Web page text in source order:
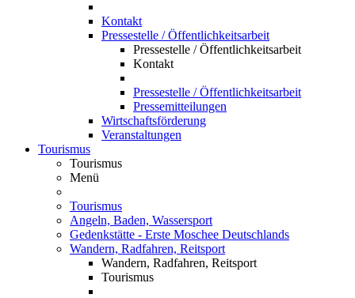
Kontakt
Pressestelle / Öffentlichkeitsarbeit
Pressestelle / Öffentlichkeitsarbeit
Kontakt
Pressestelle / Öffentlichkeitsarbeit
Pressemitteilungen
Wirtschaftsförderung
Veranstaltungen
Tourismus
Tourismus
Menü
Tourismus
Angeln, Baden, Wassersport
Gedenkstätte - Erste Moschee Deutschlands
Wandern, Radfahren, Reitsport
Wandern, Radfahren, Reitsport
Tourismus